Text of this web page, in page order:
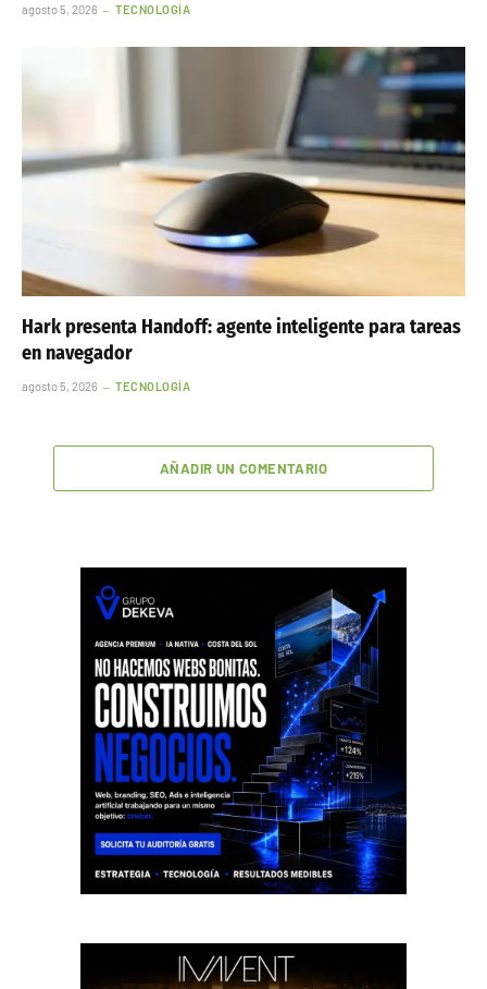
agosto 5, 2026 TECNOLOGÍA
Hark presenta Handoff: agente inteligente para tareas
en navegador
agosto 5, 2026 TECNOLOGÍA
AÑADIR UN COMENTARIO